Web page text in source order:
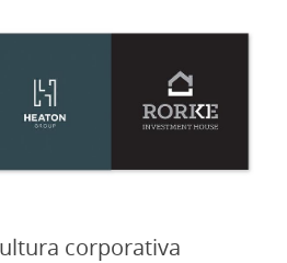
corporativa